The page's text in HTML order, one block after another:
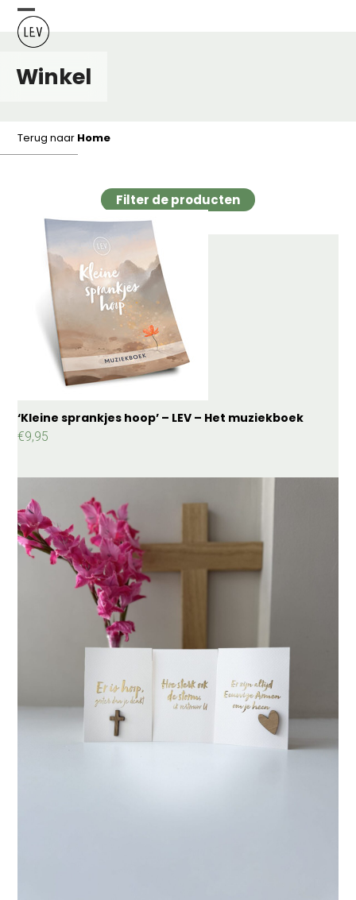
Skip
content
Open
mobile
menu
Close
mobile
menu
Winkel
Terug naar Home
Filter de producten
‘Kleine sprankjes hoop’ – LEV – Het muziekboek
€9,95